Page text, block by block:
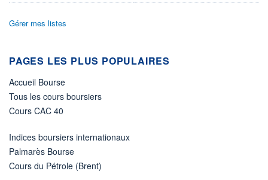
524M / 31.07.26
4/7
Gérer mes listes
PAGES LES PLUS POPULAIRES
Accueil Bourse
Tous les cours boursiers
Cours CAC 40
Indices boursiers internationaux
Palmarès Bourse
Cours du Pétrole (Brent)